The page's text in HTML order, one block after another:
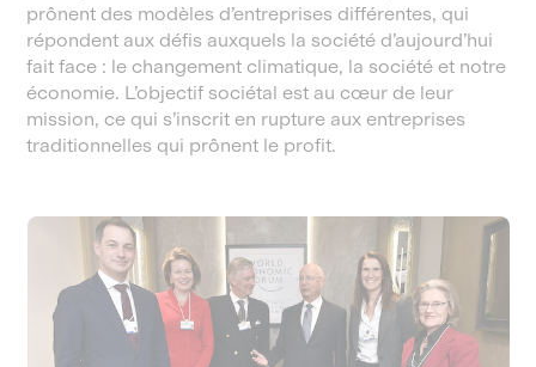
prônent des modèles d’entreprises différentes, qui
répondent aux défis auxquels la société d’aujourd’hui
fait face : le changement climatique, la société et notre
économie. L’objectif sociétal est au cœur de leur
mission, ce qui s’inscrit en rupture aux entreprises
traditionnelles qui prônent le profit.